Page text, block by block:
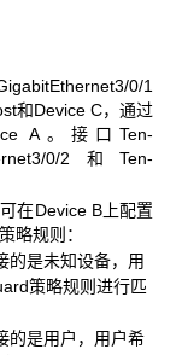
0/1
和Device C，通过
A。接口Ten-
0/2和Ten-
在Device B上配置
略规则：
是未知设备，用
策略规则进行匹
是用户，用户希